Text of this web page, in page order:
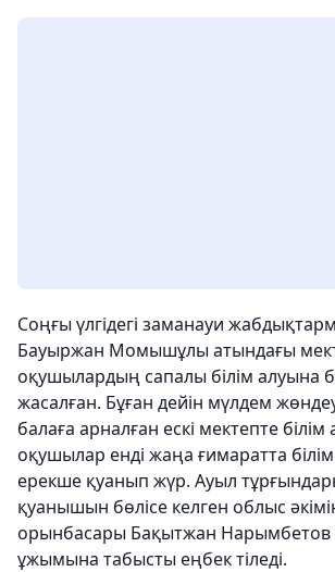
Соңғы үлгідегі заманауи
Бауыржан Момышұлы атындағы
оқушылардың сапалы білім алуына
жасалған. Бұған дейін мүлдем
балаға арналған ескі мектепте
оқушылар енді жаңа ғимаратта
ерекше қуанып жүр. Ауыл
қуанышын бөлісе келген облыс
орынбасары Бақытжан Нарымбетов
ұжымына табысты еңбек тіледі.